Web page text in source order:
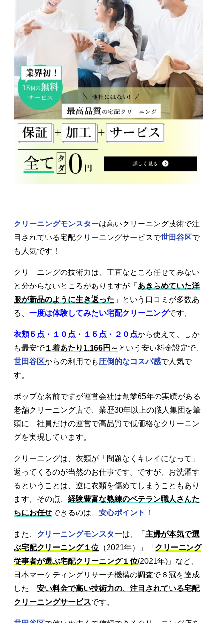
クリーニングモンスターは高いクリーニング技術で注
目されている宅配クリーニングサービスで世田谷区で
も人気です！
クリーニングの技術力は、正直なところ任せてみない
と分からないところがありますが「 あきらめていた洋
服が新品のように生き返った 」という口コミが多数あ
る、 一度は体験してみたい宅配クリーニングです。
衣類５点・１０点・１５点・２０点から使えて、しか
も最安で１着あたり1,166円～ という安い料金設定で、
世田谷区からの利用でも圧倒的なコスパ感で人気で
す。
ポップな名前ですが運営会社は創業65年の実績がある
老舗クリーニング店で、業歴30年以上の職人集団を筆
頭に、社員だけの運営で高品質で低価格なクリーニン
グを実現しています。
クリーニングは、衣類が「問題なくキレイになって」
返ってくるのが当然のお仕事です。ですが、お洗濯す
るということは、逆に衣類を傷めてしまうこともあり
ます。その点、 経験豊富な熟練のベテラン職人さんた
ちにお任せできるのは、 安心ポイント ！
また、 クリーニングモンスターは、「 主婦が本気で選
ぶ宅配クリーニング１位 （2021年）」「 クリーニング
従事者が選ぶ宅配クリーニング１位(2021年)」など、
日本マーケティングリサーチ機構の調査で６冠を達成
した、 安い料金で高い技術力の、注目されている宅配
クリーニングサービスです。